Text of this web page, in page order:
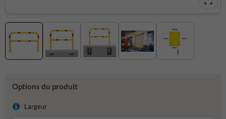
Options du produit
Largeur